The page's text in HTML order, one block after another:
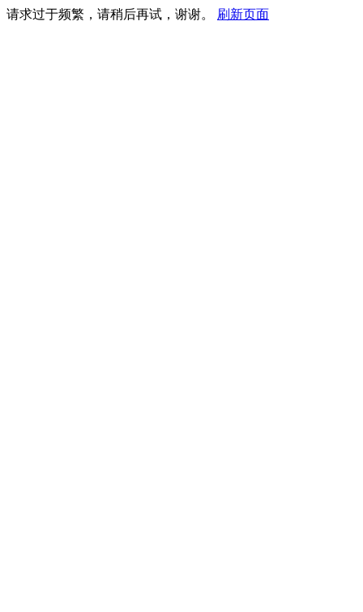
请求过于频繁，请稍后再试，谢谢。 刷新页面